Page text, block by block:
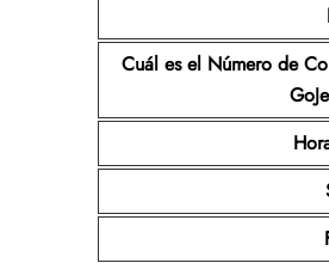
Cuál es el Número de